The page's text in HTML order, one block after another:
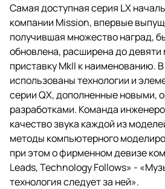
Самая доступная серия LX
компании Mission, впервые
получившая множество наград,
обновлена, расширена до девяти
приставку MkII к наименованию.
использованы технологии и
серии QX, дополненные новыми,
разработками. Команда
качество звука каждой из
методы компьютерного
при этом о фирменном девизе
Leads, Technology Follows» -
технология следует за ней».